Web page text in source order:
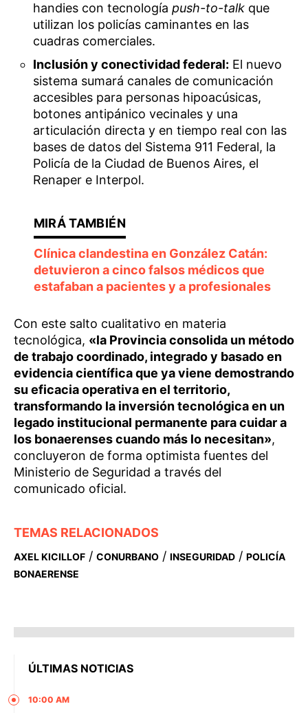
handies con tecnologíapush-to-talk que
utilizan los policías caminantes en las
cuadras comerciales.
Inclusión y conectividad federal: El nuevo
sistema sumará canales de comunicación
accesibles para personas hipoacúsicas,
botones antipánico vecinales y una
articulación directa y en tiempo real con las
bases de datos del Sistema 911 Federal, la
Policía de la Ciudad de Buenos Aires, el
Renaper e Interpol.
Clínica clandestina en González Catán:
detuvieron a cinco falsos médicos que
estafaban a pacientes y a profesionales
Con este salto cualitativo en materia
tecnológica, «la Provincia consolida un método
de trabajo coordinado, integrado y basado en
evidencia científica que ya viene demostrando
su eficacia operativa en el territorio,
transformando la inversión tecnológica en un
legado institucional permanente para cuidar a
los bonaerenses cuando más lo necesitan»,
concluyeron de forma optimista fuentes del
Ministerio de Seguridad a través del
comunicado oficial.
TEMAS RELACIONADOS
AXEL KICILLOF / CONURBANO / INSEGURIDAD / POLICÍA
BONAERENSE
ÚLTIMAS NOTICIAS
10:00 AM